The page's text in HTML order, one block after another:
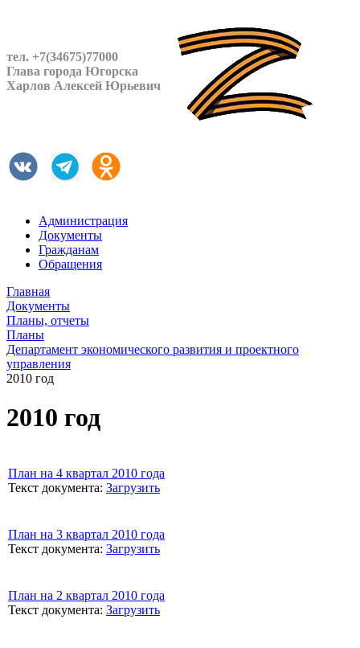
тел. +7(34675)77000
Глава города Югорска
Харлов Алексей Юрьевич
Администрация
Документы
Гражданам
Обращения
Главная
Документы
Планы, отчеты
Планы
Департамент экономического развития и проектного
управления
2010 год
2010 год
План на 4 квартал 2010 года
Текст документа: Загрузить
План на 3 квартал 2010 года
Текст документа: Загрузить
План на 2 квартал 2010 года
Текст документа: Загрузить